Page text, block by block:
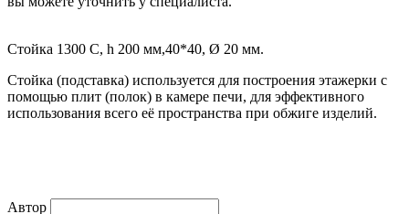
Стойка 1300 С, h 200 мм,40*40, Ø 20 мм.
Стойка (подставка) используется для построения этажерки с
помощью плит (полок) в камере печи, для эффективного
использования всего её пространства при обжиге изделий.
Автор